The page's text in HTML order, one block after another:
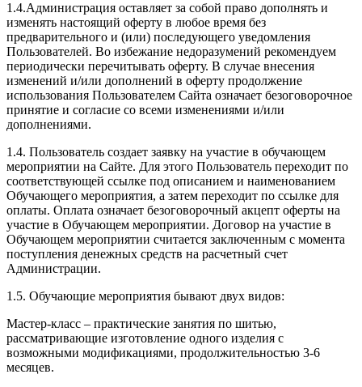
1.4.Администрация оставляет за собой право дополнять и
изменять настоящий оферту в любое время без
предварительного и (или) последующего уведомления
Пользователей. Во избежание недоразумений рекомендуем
периодически перечитывать оферту. В случае внесения
изменений и/или дополнений в оферту продолжение
использования Пользователем Сайта означает безоговорочное
принятие и согласие со всеми изменениями и/или
дополнениями.
1.4. Пользователь создает заявку на участие в обучающем
мероприятии на Сайте. Для этого Пользователь переходит по
соответствующей ссылке под описанием и наименованием
Обучающего мероприятия, а затем переходит по ссылке для
оплаты. Оплата означает безоговорочный акцепт оферты на
участие в Обучающем мероприятии. Договор на участие в
Обучающем мероприятии считается заключенным с момента
поступления денежных средств на расчетный счет
Администрации.
1.5. Обучающие мероприятия бывают двух видов:
Мастер-класс – практические занятия по шитью,
рассматривающие изготовление одного изделия с
возможными модификациями, продолжительностью 3-6
месяцев.